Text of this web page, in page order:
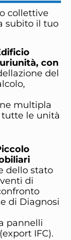
collettive
subito il tuo
con
del
multipla
tutte le unità
dello stato
di
di Diagnosi
pannelli
IFC).